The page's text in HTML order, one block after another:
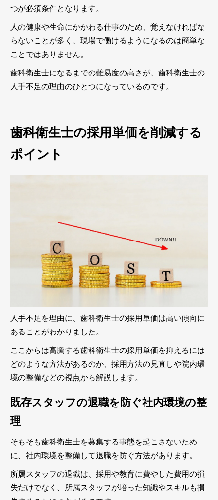
つが必須条件となります。
人の健康や生命にかかわる仕事のため、覚えなければな
らないことが多く、現場で働けるようになるのは簡単な
ことではありません。
歯科衛生士になるまでの難易度の高さが、歯科衛生士の
人手不足の理由のひとつになっているのです。
歯科衛生士の採用単価を削減する
ポイント
人手不足を理由に、歯科衛生士の採用単価は高い傾向に
あることがわかりました。
ここからは高騰する歯科衛生士の採用単価を抑えるには
どのような方法があるのか、採用方法の見直しや院内環
境の整備などの視点から解説します。
既存スタッフの退職を防ぐ社内環境の整
理
そもそも歯科衛生士を募集する事態を起こさないため
に、社内環境を整備して退職を防ぐ方法があります。
所属スタッフの退職は、採用や教育に費やした費用の損
失だけでなく、所属スタッフが培った知識やスキルも損